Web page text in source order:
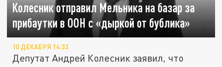
Колесник отправил Мельника на базар за
прибаутки в ООН с «дыркой от бублика»
10 ДЕКАБРЯ 14:33
Депутат Андрей Колесник заявил, что